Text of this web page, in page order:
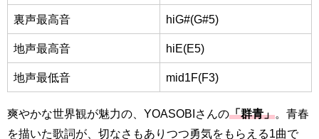
裏声最高音 hiG#(G#5)
地声最高音 hiE(E5)
地声最低音 mid1F(F3)
爽やかな世界観が魅力の、YOASOBIさんの「群青」 。青春
を描いた歌詞が、切なさもありつつ勇気をもらえる1曲で